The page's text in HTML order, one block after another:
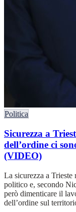
Politica
Sicurezza a
dell’ordine ci
(VIDEO)
La sicurezza a
politico e, secondo
però dimenticare il
dell’ordine sul